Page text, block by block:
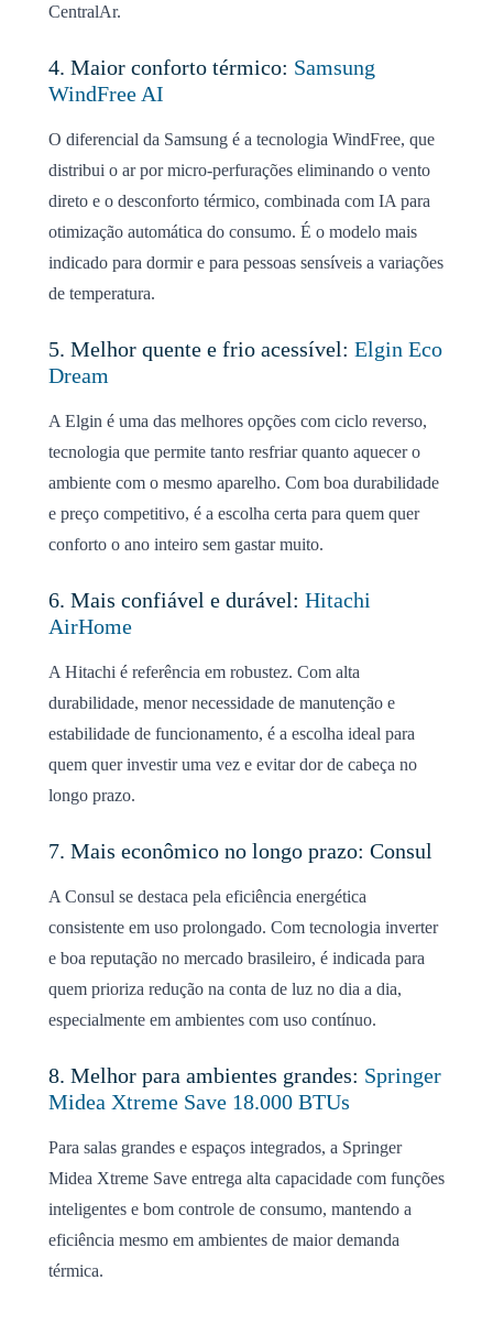
CentralAr.
4. Maior conforto térmico: Samsung
WindFree AI
O diferencial da Samsung é a tecnologia WindFree, que
distribui o ar por micro-perfurações eliminando o vento
direto e o desconforto térmico, combinada com IA para
otimização automática do consumo. É o modelo mais
indicado para dormir e para pessoas sensíveis a variações
de temperatura.
5. Melhor quente e frio acessível: Elgin Eco
Dream
A Elgin é uma das melhores opções com ciclo reverso,
tecnologia que permite tanto resfriar quanto aquecer o
ambiente com o mesmo aparelho. Com boa durabilidade
e preço competitivo, é a escolha certa para quem quer
conforto o ano inteiro sem gastar muito.
6. Mais confiável e durável: Hitachi
AirHome
A Hitachi é referência em robustez. Com alta
durabilidade, menor necessidade de manutenção e
estabilidade de funcionamento, é a escolha ideal para
quem quer investir uma vez e evitar dor de cabeça no
longo prazo.
7. Mais econômico no longo prazo: Consul
A Consul se destaca pela eficiência energética
consistente em uso prolongado. Com tecnologia inverter
e boa reputação no mercado brasileiro, é indicada para
quem prioriza redução na conta de luz no dia a dia,
especialmente em ambientes com uso contínuo.
8. Melhor para ambientes grandes: Springer
Midea Xtreme Save 18.000 BTUs
Para salas grandes e espaços integrados, a Springer
Midea Xtreme Save entrega alta capacidade com funções
inteligentes e bom controle de consumo, mantendo a
eficiência mesmo em ambientes de maior demanda
térmica.